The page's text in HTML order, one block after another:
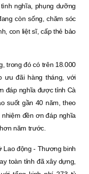
nghĩa, phụng dưỡng
còn sống, chăm sóc
con liệt sĩ, cấp thẻ bảo
trong đó có trên 18.000
ưu đãi hàng tháng, với
đáp nghĩa được tỉnh Cà
suốt gần 40 năm, theo
đền ơn đáp nghĩa
năm trước.
Lao động - Thương binh
toàn tỉnh đã xây dựng,